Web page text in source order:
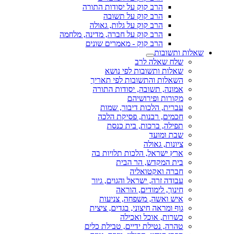
הרב קוק על יסודות התורה
הרב קוק על תשובה
הרב קוק על גלות, גאולה
הרב קוק על חברה, מדינה, מלחמה
הרב קוק - מאמרים שונים
שאלות ותשובות
שלח שאלה לרב
שאלות ותשובות לפי נושא
השאלות והתשובות לפי תאריך
אמונה, תשובה, יסודות התורה
מקורות ופירושיהם
עברית, הלכות דיבור, שמות
חכמים, רבנות, פסיקת הלכה
תפילה, ברכות, בית כנסת
שבת ומועד
ציונות, גאולה
ארץ ישראל, הלכות תלויות בה
בית המקדש, הר הבית
חברה ואקטואליה
עבודה זרה, ישראל והגוים, גיור
חינוך, לימודים, הוראה
איש ואשה, משפחה, צניעות
גוף ומראה חיצוני, בגדים, ציצית
כשרות, אוכל ואכילה
טהרה, נטילת ידיים, טבילת כלים